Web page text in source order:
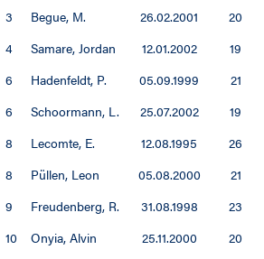
3
Begue, M. 26.02.2001 20
4
Samare, Jordan 12.01.2002 19
6
Hadenfeldt, P. 05.09.1999 21
6
Schoormann, L. 25.07.2002 19
8
Lecomte, E. 12.08.1995 26
8
Püllen, Leon 05.08.2000 21
9
Freudenberg, R. 31.08.1998 23
10
Onyia, Alvin 25.11.2000 20